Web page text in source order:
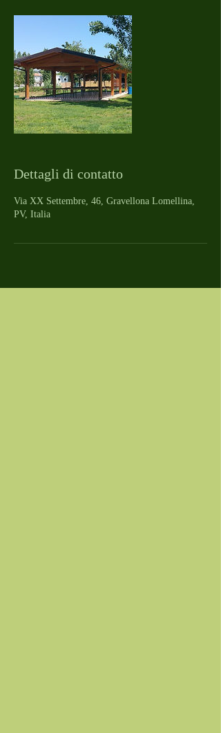
Dettagli di contatto
Via XX Settembre, 46, Gravellona Lomellina,
PV, Italia